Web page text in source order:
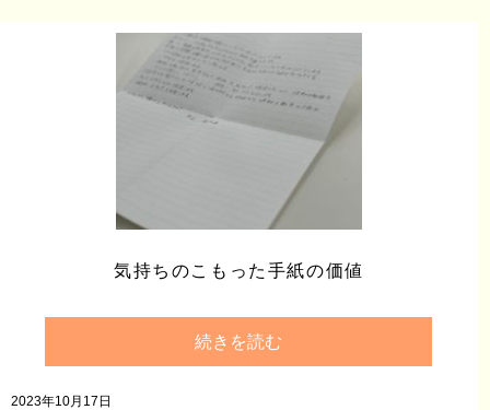
気持ちのこもった手紙の価値
続きを読む
2023年10月17日